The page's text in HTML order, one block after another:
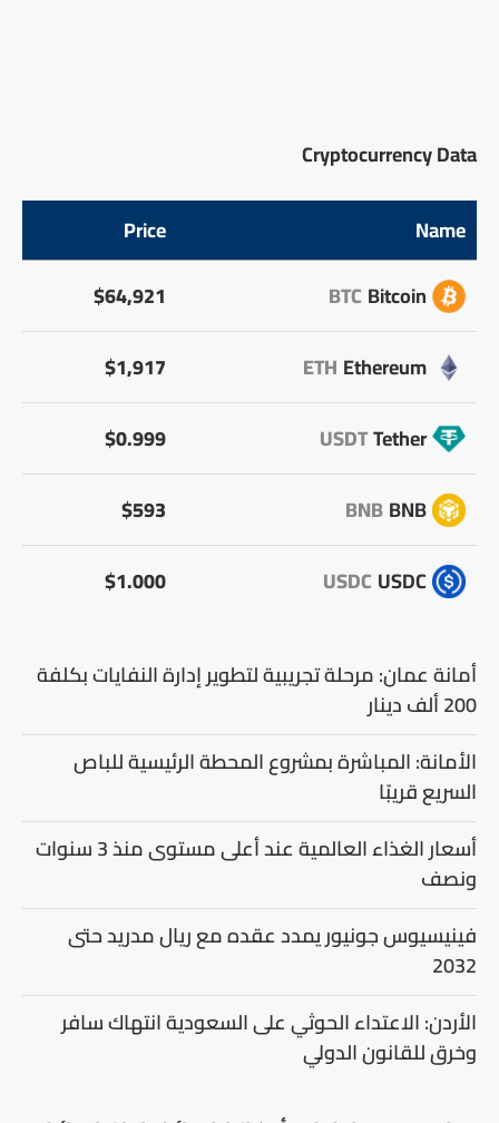
Cryptocurrency Data
Name
Price
Bitcoin
BTC
$64,921
Ethereum
ETH
$1,917
Tether
USDT
$0.999
BNB
BNB
$593
USDC
USDC
$1.000
أمانة عمان: مرحلة تجريبية لتطوير إدارة النفايات بكلفة
200 ألف دينار
الأمانة: المباشرة بمشروع المحطة الرئيسية للباص
السريع قريبًا
أسعار الغذاء العالمية عند أعلى مستوى منذ 3 سنوات
ونصف
فينيسيوس جونيور يمدد عقده مع ريال مدريد حتى
2032
الأردن: الاعتداء الحوثي على السعودية انتهاك سافر
وخرق للقانون الدولي